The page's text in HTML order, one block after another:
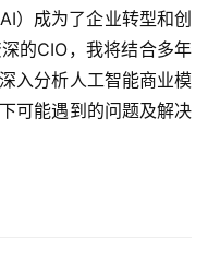
）成为了企业转型和创
的CIO，我将结合多年
入分析人工智能商业模
可能遇到的问题及解决